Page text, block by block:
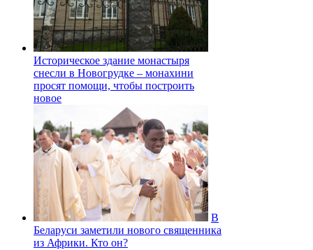
Историческое здание монастыря
снесли в Новогрудке – монахини
просят помощи, чтобы построить
новое
В
Беларуси заметили нового священника
из Африки. Кто он?